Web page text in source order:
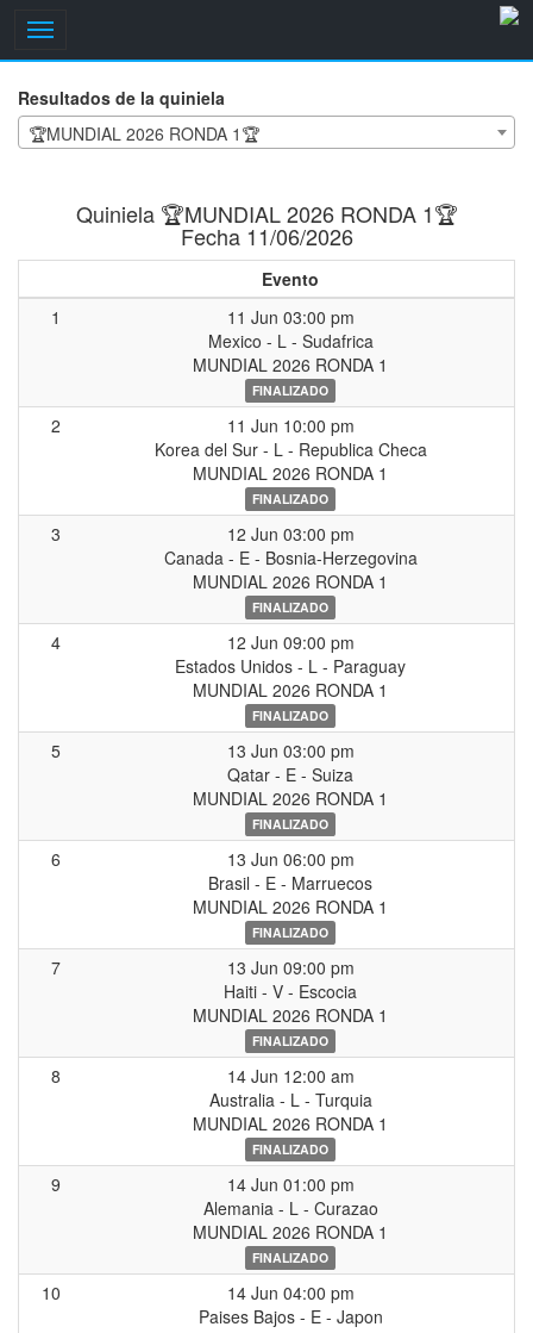
Toggle
navigation
Resultados de la quiniela
🏆MUNDIAL 2026 RONDA 1🏆
Quiniela 🏆MUNDIAL 2026 RONDA 1🏆
Fecha 11/06/2026
Evento
1
11 Jun 03:00 pm
Mexico - L - Sudafrica
MUNDIAL 2026 RONDA 1
FINALIZADO
2
11 Jun 10:00 pm
Korea del Sur - L - Republica Checa
MUNDIAL 2026 RONDA 1
FINALIZADO
3
12 Jun 03:00 pm
Canada - E - Bosnia-Herzegovina
MUNDIAL 2026 RONDA 1
FINALIZADO
4
12 Jun 09:00 pm
Estados Unidos - L - Paraguay
MUNDIAL 2026 RONDA 1
FINALIZADO
5
13 Jun 03:00 pm
Qatar - E - Suiza
MUNDIAL 2026 RONDA 1
FINALIZADO
6
13 Jun 06:00 pm
Brasil - E - Marruecos
MUNDIAL 2026 RONDA 1
FINALIZADO
7
13 Jun 09:00 pm
Haiti - V - Escocia
MUNDIAL 2026 RONDA 1
FINALIZADO
8
14 Jun 12:00 am
Australia - L - Turquia
MUNDIAL 2026 RONDA 1
FINALIZADO
9
14 Jun 01:00 pm
Alemania - L - Curazao
MUNDIAL 2026 RONDA 1
FINALIZADO
10
14 Jun 04:00 pm
Paises Bajos - E - Japon